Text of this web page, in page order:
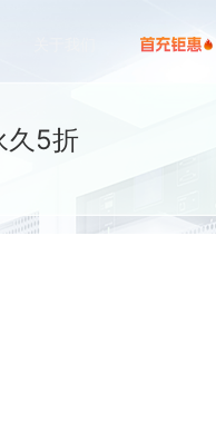
久5折